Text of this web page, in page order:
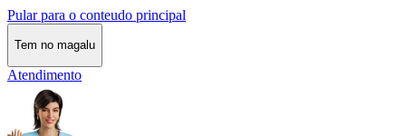
Pular para o conteudo principal
Tem no magalu
Atendimento